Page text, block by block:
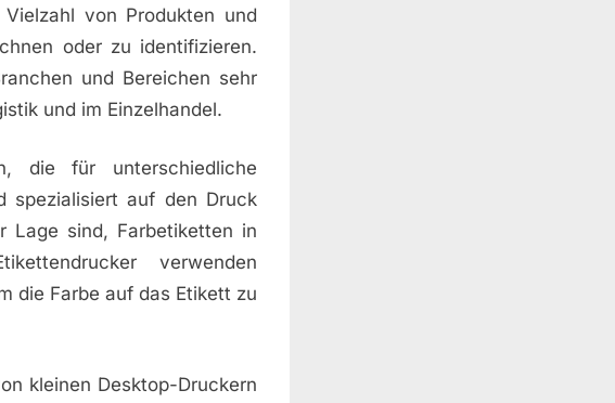
von Produkten und
oder zu identifizieren.
und Bereichen sehr
und im Einzelhandel.
die für unterschiedliche
spezialisiert auf den Druck
Lage sind, Farbetiketten in
verwenden
die Farbe auf das Etikett zu
kleinen Desktop-Druckern